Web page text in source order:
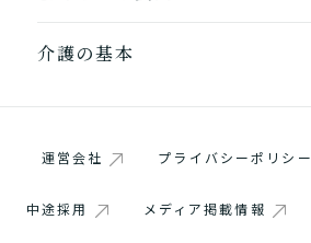
介護の基本
運営会社 プライバシーポリシー
中途採用 メディア掲載情報